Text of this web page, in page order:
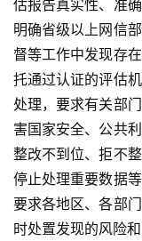
估报告真实性、准
明确省级以上网信
督等工作中发现存
托通过认证的评估
处理，要求有关部
害国家安全、公共
整改不到位、拒不
停止处理重要数据
要求各地区、各部
时处置发现的风险